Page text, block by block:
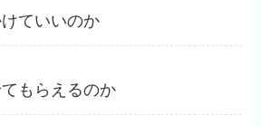
ていいのか
もらえるのか